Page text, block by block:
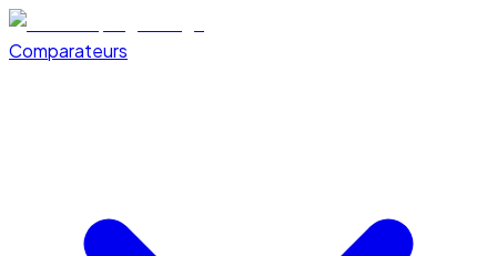
Comparateurs